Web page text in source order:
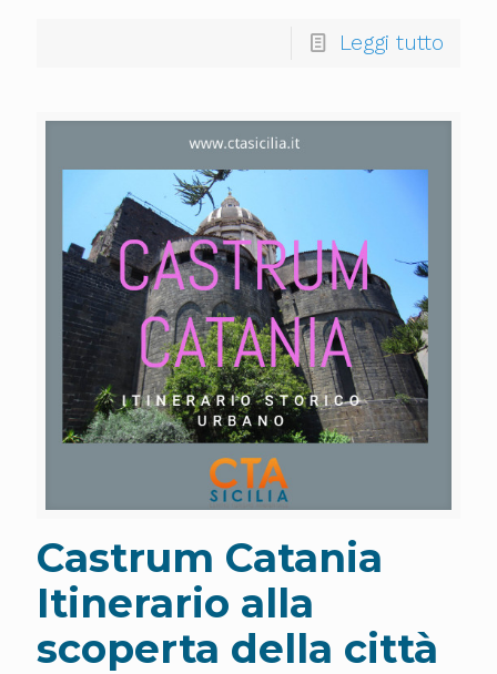
Leggi tutto
Castrum Catania
Itinerario alla
scoperta della città